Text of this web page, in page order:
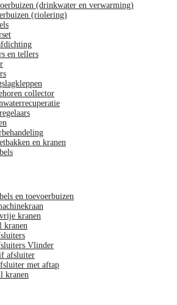
(drinkwater en verwarming)
(riolering)
en tellers
collector
en kranen
en toevoerbuizen
kranen
kranen
Vlinder
afsluiter
met aftap
kranen